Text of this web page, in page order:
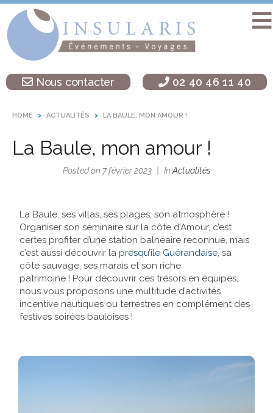
Accueil
Séminaire
sur une île
Activités
Soirées
d’entreprise
L’agence
Insularis
Actualités
Références
Nous contacter 02 40 46 11 40
HOME ACTUALITÉS LA BAULE, MON AMOUR !
La Baule, mon amour !
Posted on 7 février 2023 In Actualités
La Baule, ses villas, ses plages, son atmosphère !
Organiser son séminaire sur la côte d’Amour, c’est
certes profiter d’une station balnéaire reconnue, mais
c’est aussi découvrir la presqu’île Guérandaise, sa
côte sauvage, ses marais et son riche
patrimoine ! Pour découvrir ces trésors en équipes,
nous vous proposons une multitude d’activités
incentive nautiques ou terrestres en complément des
festives soirées bauloises !